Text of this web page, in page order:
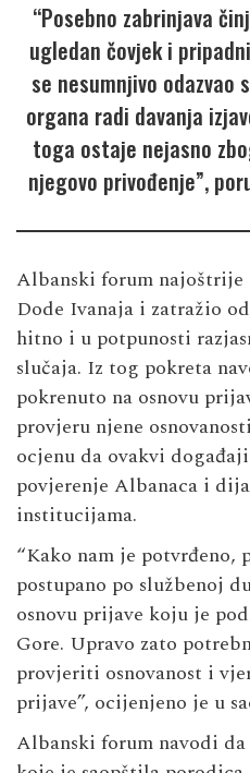
“Posebno zabrinjava
ugledan čovjek i
se nesumnjivo odazvao
organa radi davanja
toga ostaje nejasno
njegovo privođenje”,
Albanski forum najoštrije
Dode Ivanaja i zatražio
hitno i u potpunosti
slučaja. Iz tog pokreta
pokrenuto na osnovu
provjeru njene
ocjenu da ovakvi
povjerenje Albanaca i
institucijama.
“Kako nam je potvrđeno,
postupano po službenoj
osnovu prijave koju je
Gore. Upravo zato
provjeriti osnovanost i
prijave”, ocijenjeno je u
Albanski forum navodi